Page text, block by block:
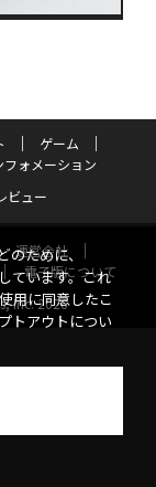
ゲーム
フォメーション
ビュー
運営会社
電子版について
Inc. 2026
のために、
ています。これ
用に同意したこ
トアウトについ